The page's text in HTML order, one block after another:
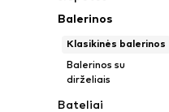
Balerinos
Klasikinės balerinos
Balerinos su
dirželiais
Bateliai